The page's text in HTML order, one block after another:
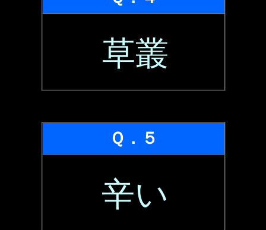
草叢
Ｑ．５
辛い